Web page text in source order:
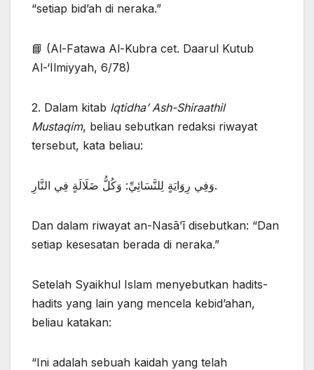
“setiap bid’ah di neraka.”
📘 (Al-Fatawa Al-Kubra cet. Daarul Kutub
Al-‘Ilmiyyah, 6/78)
2. Dalam kitab Iqtidha’ Ash-Shiraathil
Mustaqim, beliau sebutkan redaksi riwayat
tersebut, kata beliau:
وَفِي رِوَايَةٍ لِلنَّسَائِيِّ: وَكُلُّ ضَلَالَةٍ فِي النَّارِ.
Dan dalam riwayat an-Nasā’ī disebutkan: “Dan
setiap kesesatan berada di neraka.”
Setelah Syaikhul Islam menyebutkan hadits-
hadits yang lain yang mencela kebid’ahan,
beliau katakan:
“Ini adalah sebuah kaidah yang telah